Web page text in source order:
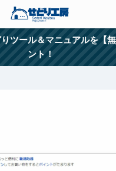
ツール＆マニュアルを【
ント！